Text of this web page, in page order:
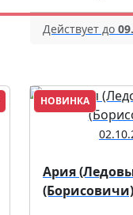
Действует до
НОВИНКА
Ария